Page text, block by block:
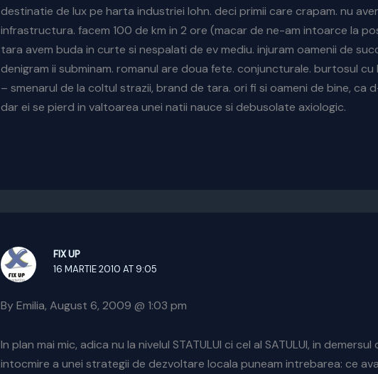
destinatie de lux pe harta industriei lohn. deci primii care crapam. nu
infrastructura. facem 100 de km in 2 ore (macar de ne-am intoarce la
tara avem buda in curte si nespalati de ev mediu. injuram oamenii de
denigram ii subminam. romanul are doua fete. conjuncturale. burtosul
– smenarul de la coltul strazii, brand de tara. ori fi si oameni de bine, ca
dar ei se pierd in valtoarea unei natii nauce si debusolate axiologic.
FIX UP
16 MARTIE 2010 AT 9:05
By Emilia, August 6, 2009 @ 1:03 pm
In plan mai mic, adica nu la nivelul STATULUI ci cel al SATULUI, in demersul
intocmire a unei strategii de dezvoltare locala puneam intrebarea: ce